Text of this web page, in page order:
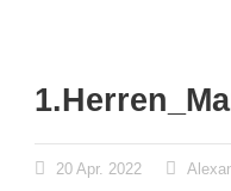
20 Apr. 2022